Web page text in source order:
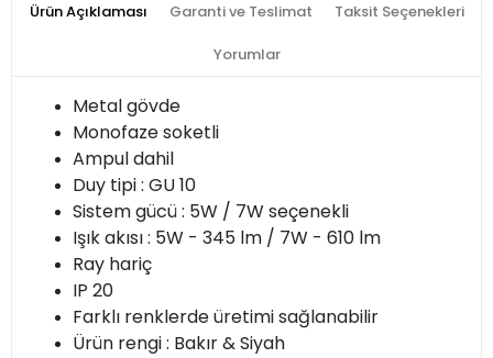
Ürün Açıklaması Garanti ve Teslimat Taksit Seçenekleri
Yorumlar
Metal gövde
Monofaze soketli
Ampul dahil
Duy tipi : GU 10
Sistem gücü : 5W / 7W seçenekli
Işık akısı : 5W - 345 lm / 7W - 610 lm
Ray hariç
IP 20
Farklı renklerde üretimi sağlanabilir
Ürün rengi : Bakır & Siyah